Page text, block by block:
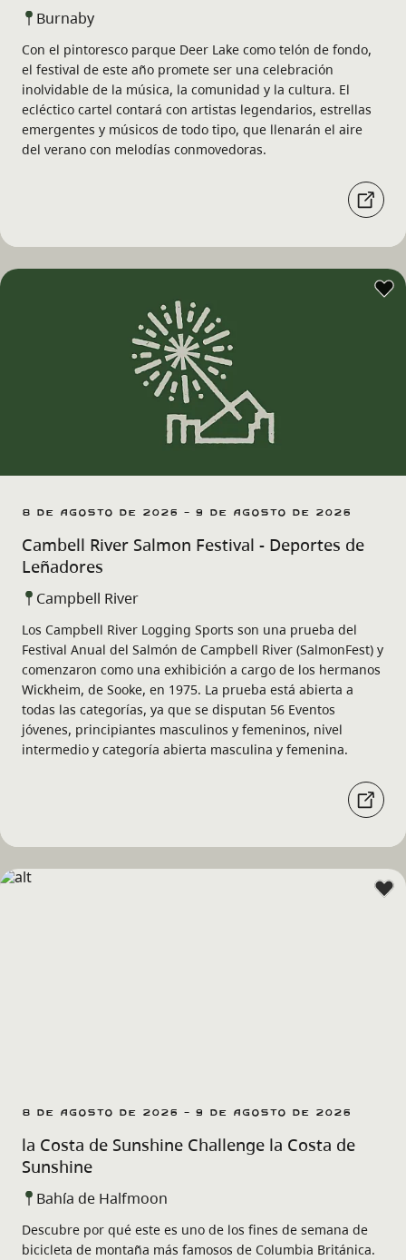
Burnaby
Con el pintoresco parque Deer Lake como telón de fondo,
el festival de este año promete ser una celebración
inolvidable de la música, la comunidad y la cultura. El
ecléctico cartel contará con artistas legendarios, estrellas
emergentes y músicos de todo tipo, que llenarán el aire
del verano con melodías conmovedoras.
8 de agosto de 2026 - 9 de agosto de 2026
Cambell River Salmon Festival - Deportes de
Leñadores
Campbell River
Los Campbell River Logging Sports son una prueba del
Festival Anual del Salmón de Campbell River (SalmonFest) y
comenzaron como una exhibición a cargo de los hermanos
Wickheim, de Sooke, en 1975. La prueba está abierta a
todas las categorías, ya que se disputan 56 Eventos
jóvenes, principiantes masculinos y femeninos, nivel
intermedio y categoría abierta masculina y femenina.
8 de agosto de 2026 - 9 de agosto de 2026
la Costa de Sunshine Challenge la Costa de
Sunshine
Bahía de Halfmoon
Descubre por qué este es uno de los fines de semana de
bicicleta de montaña más famosos de Columbia Británica.